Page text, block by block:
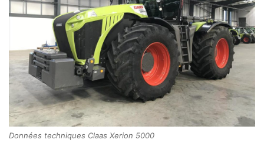
Données techniques Claas Xerion 5000